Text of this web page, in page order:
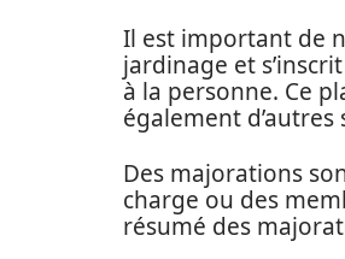
Il est important de
jardinage et
à la personne. Ce
également
Des majorations
charge ou des
résumé des